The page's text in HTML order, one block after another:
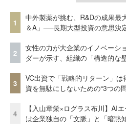
1
中外製薬が挑む、R&Dの成果最
＆A」──長期大型投資の意思決
2
女性の力が大企業のイノベーシ
ダーが示す、組織の「構造的な
3
VC出資で「戦略的リターン」
資を無駄にしないための“3つの
4
【入山章栄×ログラス布川】AI
は企業独自の「文脈」と「暗黙